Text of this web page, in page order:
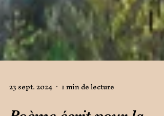
23 sept. 2024 1 min de lecture